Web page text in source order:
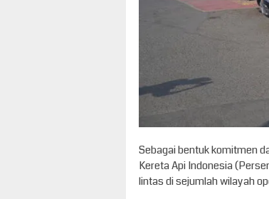
Sebagai bentuk komitmen
Kereta Api Indonesia
lintas di sejumlah wilayah